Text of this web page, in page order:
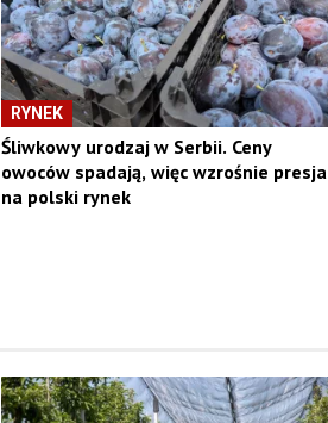
RYNEK
Śliwkowy urodzaj w Serbii. Ceny
owoców spadają, więc wzrośnie presja
na polski rynek